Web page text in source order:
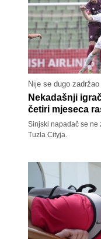
Nije se dugo zadržao
Nekadašnji
četiri mjeseca
Sinjski napadač se ne
Tuzla Cityja.